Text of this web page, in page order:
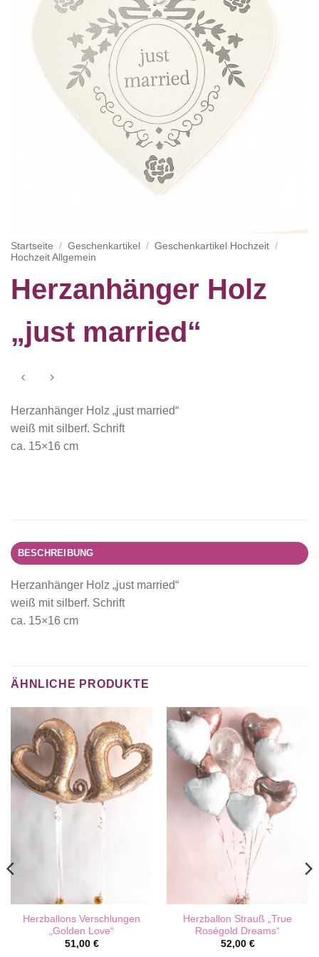
Startseite / Geschenkartikel / Geschenkartikel Hochzeit /
Hochzeit Allgemein
Herzanhänger Holz
„just married“
Herzanhänger Holz „just married“
weiß mit silberf. Schrift
ca. 15×16 cm
BESCHREIBUNG
Herzanhänger Holz „just married“
weiß mit silberf. Schrift
ca. 15×16 cm
ÄHNLICHE PRODUKTE
Herzballons Verschlungen
„Golden Love“
51,00 €
Herzballon Strauß „True
Roségold Dreams“
52,00 €